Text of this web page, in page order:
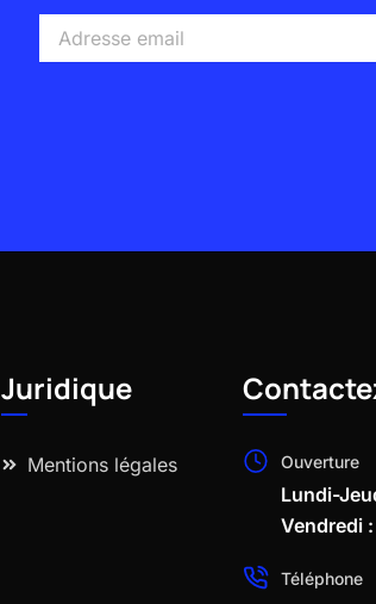
email
Juridique
Mentions légales Ouverture
Lundi-
Vendredi
Téléphone